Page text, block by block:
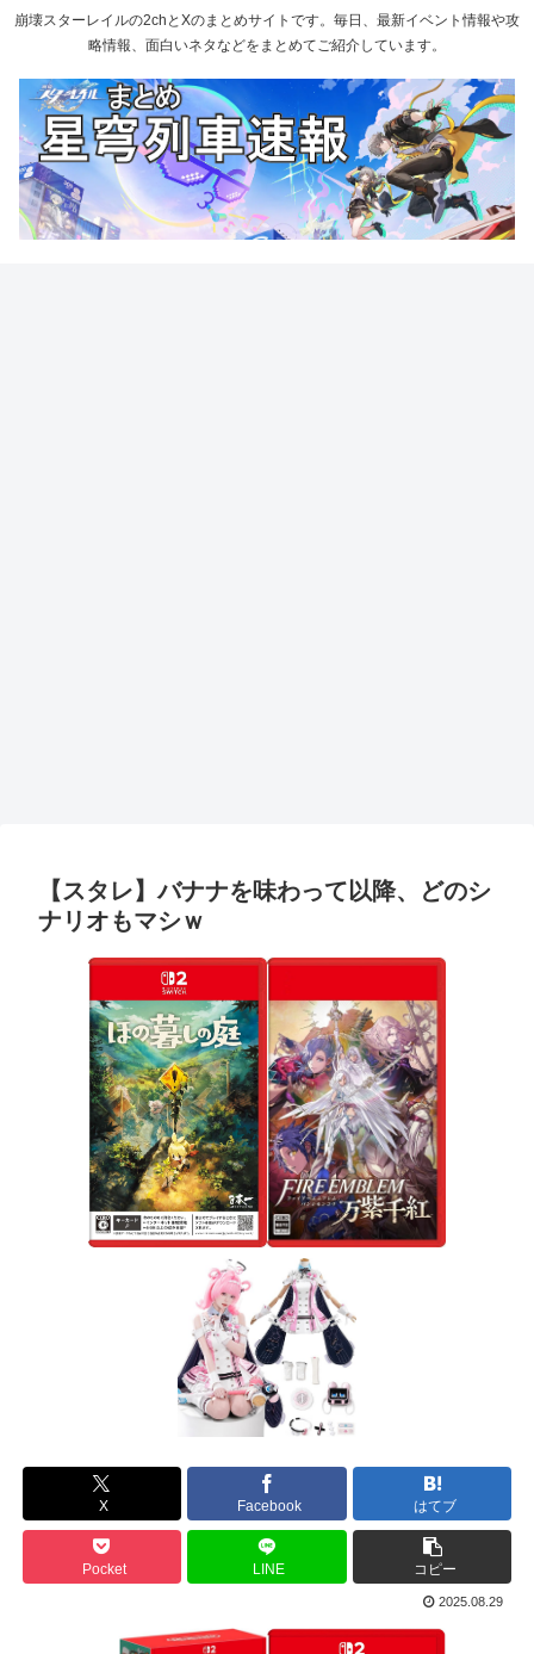
崩壊スターレイルの2chとXのまとめサイトです。毎日、最新イベント情報や攻
略情報、面白いネタなどをまとめてご紹介しています。
【スタレ】バナナを味わって以降、どのシ
ナリオもマシｗ
X Facebook はてブ
Pocket LINE コピー
2025.08.29